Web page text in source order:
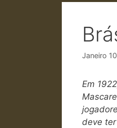
Janeiro
Em
deve